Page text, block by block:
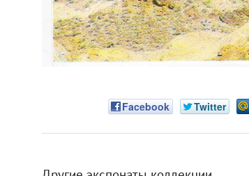
Facebook Twitter